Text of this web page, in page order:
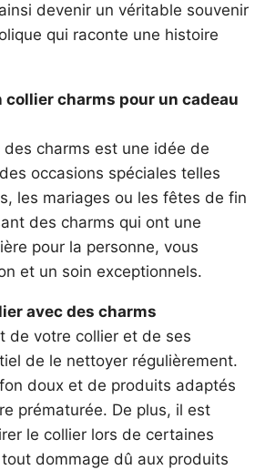
devenir un véritable souvenir
qui raconte une histoire
collier charms pour un cadeau
charms est une idée de
occasions spéciales telles
les mariages ou les fêtes de fin
des charms qui ont une
pour la personne, vous
et un soin exceptionnels.
avec des charms
de votre collier et de ses
de le nettoyer régulièrement.
doux et de produits adaptés
prématurée. De plus, il est
le collier lors de certaines
dommage dû aux produits